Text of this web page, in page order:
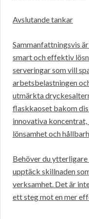
Avslutande tankar
Sammanfattningsvis
smart och effektiv
serveringar som vill
arbetsbelastningen
utmärkta
flaskkaoset bakom
innovativa
lönsamhet och
Behöver du
upptäck skillnaden
verksamhet. Det är
ett steg mot en mer